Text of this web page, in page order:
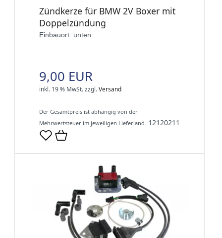
Zündkerze für BMW 2V Boxer mit
Doppelzündung
Einbauort: unten
9,00 EUR
inkl. 19 % MwSt.zzgl.Versand
Der Gesamtpreis ist abhängig von der
Mehrwertsteuer im jeweiligen Lieferland. 12120211